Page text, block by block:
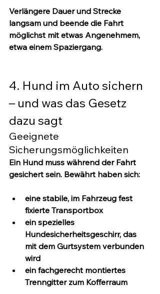
Verlängere Dauer und Strecke
langsam und beende die Fahrt
möglichst mit etwas Angenehmem,
etwa einem Spaziergang.
4. Hund im Auto sichern
– und was das Gesetz
dazu sagt
Geeignete
Sicherungsmöglichkeiten
Ein Hund muss während der Fahrt
gesichert sein. Bewährt haben sich:
eine stabile, im Fahrzeug fest
fixierte Transportbox
ein spezielles
Hundesicherheitsgeschirr, das
mit dem Gurtsystem verbunden
wird
ein fachgerecht montiertes
Trenngitter zum Kofferraum